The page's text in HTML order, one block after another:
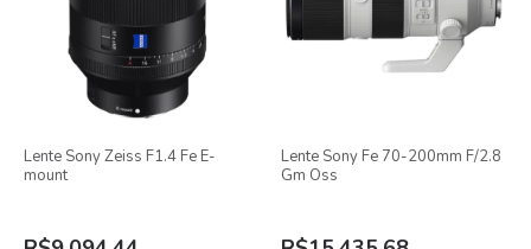
Lente Sony Zeiss F1.4 Fe E-
mount
Lente Sony Fe 70-200mm F/2.8
Gm Oss